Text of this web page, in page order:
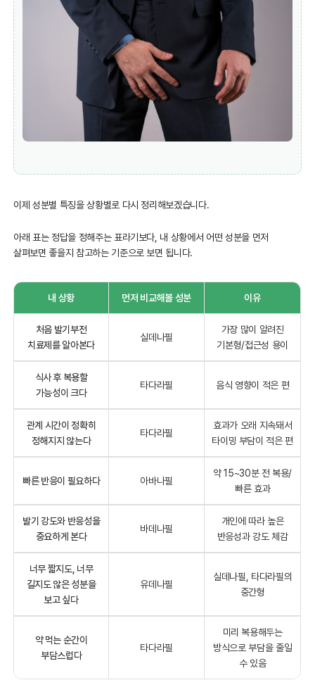
이제 성분별 특징을 상황별로 다시 정리해보겠습니다.
아래 표는 정답을 정해주는 표라기보다, 내 상황에서 어떤 성분을 먼저
살펴보면 좋을지 참고하는 기준으로 보면 됩니다.
내 상황 먼저 비교해볼 성분 이유
처음 발기부전
치료제를 알아본다
실데나필
가장 많이 알려진
기본형/접근성 용이
식사 후 복용할
가능성이 크다
타다라필 음식 영향이 적은 편
관계 시간이 정확히
정해지지 않는다
타다라필
효과가 오래 지속돼서
타이밍 부담이 적은 편
빠른 반응이 필요하다 아바나필
약 15~30분 전 복용/
빠른 효과
발기 강도와 반응성을
중요하게 본다
바데나필
개인에 따라 높은
반응성과 강도 체감
너무 짧지도, 너무
길지도 않은 성분을
보고 싶다
유데나필
실데나필, 타다라필의
중간형
약 먹는 순간이
부담스럽다
타다라필
미리 복용해두는
방식으로 부담을 줄일
수 있음